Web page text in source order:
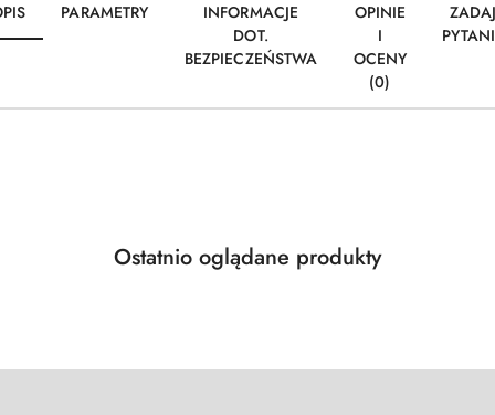
PARAMETRY
INFORMACJE
DOT.
BEZPIECZEŃSTWA
OPINIE
I
OCENY
(0)
Pomiń karuzelę produktów
Produkty
Ostatnio oglądane produkty